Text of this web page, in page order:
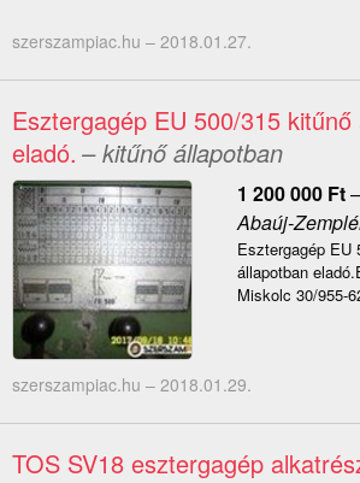
szerszampiac.hu – 2018.01.27.
Esztergagép EU 500/315 kitűnő
eladó. – kitűnő állapotban
1 200 000 Ft–
Abaúj-
Esztergagép EU
állapotban
Miskolc 30/955-
szerszampiac.hu – 2018.01.29.
TOS SV18 esztergagép